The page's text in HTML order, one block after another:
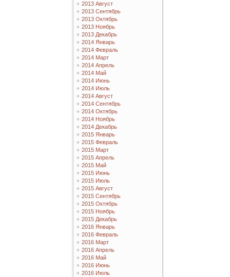
2013 Август
2013 Сентябрь
2013 Октябрь
2013 Ноябрь
2013 Декабрь
2014 Январь
2014 Февраль
2014 Март
2014 Апрель
2014 Май
2014 Июнь
2014 Июль
2014 Август
2014 Сентябрь
2014 Октябрь
2014 Ноябрь
2014 Декабрь
2015 Январь
2015 Февраль
2015 Март
2015 Апрель
2015 Май
2015 Июнь
2015 Июль
2015 Август
2015 Сентябрь
2015 Октябрь
2015 Ноябрь
2015 Декабрь
2016 Январь
2016 Февраль
2016 Март
2016 Апрель
2016 Май
2016 Июнь
2016 Июль